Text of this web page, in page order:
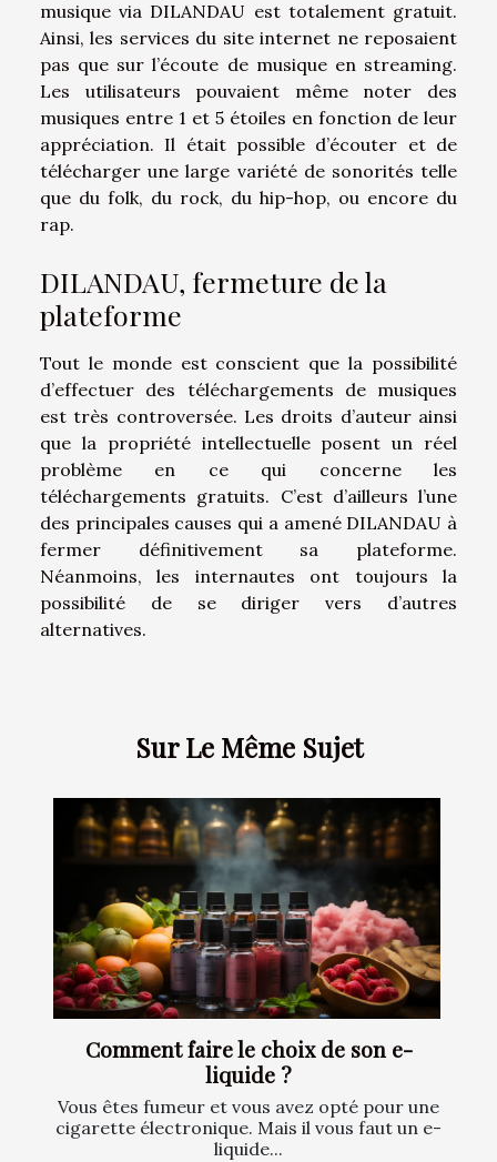
musique via DILANDAU est totalement gratuit.
Ainsi, les services du site internet ne reposaient
pas que sur l’écoute de musique en streaming.
Les utilisateurs pouvaient même noter des
musiques entre 1 et 5 étoiles en fonction de leur
appréciation. Il était possible d’écouter et de
télécharger une large variété de sonorités telle
que du folk, du rock, du hip-hop, ou encore du
rap.
DILANDAU, fermeture de la
plateforme
Tout le monde est conscient que la possibilité
d’effectuer des téléchargements de musiques
est très controversée. Les droits d’auteur ainsi
que la propriété intellectuelle posent un réel
problème en ce qui concerne les
téléchargements gratuits. C’est d’ailleurs l’une
des principales causes qui a amené DILANDAU à
fermer définitivement sa plateforme.
Néanmoins, les internautes ont toujours la
possibilité de se diriger vers d’autres
alternatives.
Sur Le Même Sujet
Comment faire le choix de son e-
liquide ?
Vous êtes fumeur et vous avez opté pour une
cigarette électronique. Mais il vous faut un e-
liquide...